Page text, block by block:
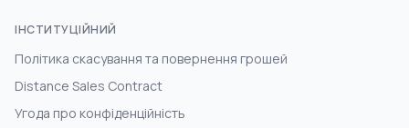
ІНСТИТУЦІЙНИЙ
Політика скасування та повернення грошей
Distance Sales Contract
Угода про конфіденційність